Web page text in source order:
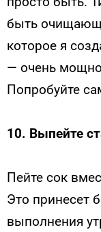
быть
которое я
— очень
Попробуйте
10. Выпейте
Пейте сок
Это принесет
выполнения